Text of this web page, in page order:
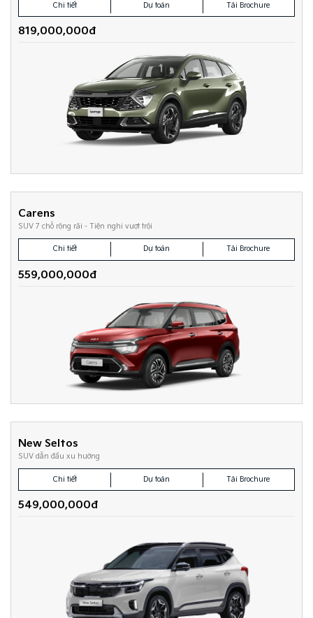
Chi tiết Dự toán Tải Brochure
819,000,000đ
Carens
SUV 7 chỗ rộng rãi - Tiện nghi vượt trội
Chi tiết Dự toán Tải Brochure
559,000,000đ
New Seltos
SUV dẫn đầu xu hướng
Chi tiết Dự toán Tải Brochure
549,000,000đ